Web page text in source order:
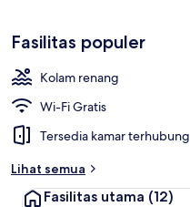
Fasilitas populer
Kolam renang
Wi-Fi Gratis
Tersedia kamar terhubung
Lihat semua
Fasilitas utama (12)